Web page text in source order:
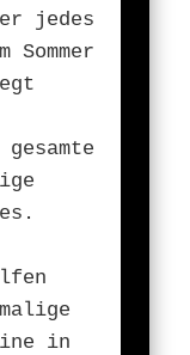
jedes
Sommer
in